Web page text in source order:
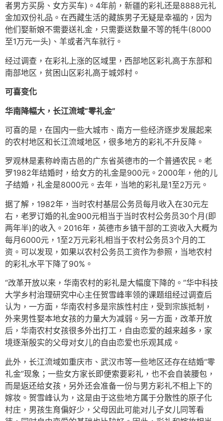
者男方买房、女方买车)。4年前，新疆的彩礼还是8888元礼
金加双份礼品。在西藏生活的藏族男子无疑是幸福的，因为
他们娶新娘不需要送礼金，只需要送数量不等的牦牛(8000
至1万元一头)、羊或者汽车就行。
经过调查，在彩礼上涨的区域里，西部地区彩礼高于东部和
南部地区，贫困山区彩礼高于城郊村。
可喜变化
华南降幅大，长江流域“零礼金”
可喜的是，在国内一些大城市、南方一些经济逐步发展起来
的农村地区和长江流域地区，很多地方的彩礼不升反降。
罗观林是素称岭南古邑的广东省英德市的一个普通农民。老
罗1982年结婚时，给女方的礼金是900元。2000年，他的儿
子结婚，礼金是8000元。去年，当地的彩礼是1至2万元。
据了解，1982年，当时农村基层公务员每月收入在30元左
右，老罗订婚的礼金900元相当于当时农村公务员30个月(即
两年半)的收入。2016年，英德市乡镇干部的工资收入大概为
每月6000元，1至2万元彩礼相当于农村公务员3个月的工
资。可以发现，如果以农村公务员工资作为参照，当地农村
的彩礼水平下降了90%。
“改革开放以来，华南农村的彩礼是大幅度下降的。”华中科技
大学乡村治理研究中心主任贺雪峰率领的课题组经过调查后
认为，一方面，华南农村多是宗族性村庄，受到宗族抵制，
外来男性娶本地女孩的力量大为减弱。另一方面，改革开放
后，华南农村女孩很多外出打工，自由恋爱的越来越多，家
境逐渐殷实的父母对女儿的自由恋爱也乐观其成。
此外，长江流域如重庆市、武汉市等一些地区还存在结婚“零
礼金”现象；一些女方家长即便索要彩礼，也不会自装腰包，
而是返还给女孩，另外还会准备一份与男方彩礼不相上下的
嫁妆。贺雪峰认为，这是由于这些地方属于分散性的原子化
村庄，男孩生育偏好少，父母因此可能对儿子女儿同等看